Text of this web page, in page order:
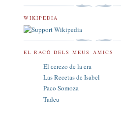
WIKIPEDIA
EL RACÓ DELS MEUS AMICS
El cerezo de la era
Las Recetas de Isabel
Paco Somoza
Tadeu